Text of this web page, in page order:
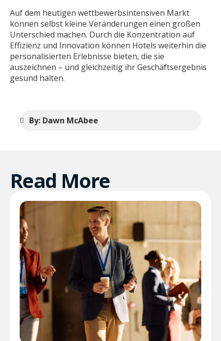
Auf dem heutigen wettbewerbsintensiven Markt
können selbst kleine Veränderungen einen großen
Unterschied machen. Durch die Konzentration auf
Effizienz und Innovation können Hotels weiterhin die
personalisierten Erlebnisse bieten, die sie
auszeichnen – und gleichzeitig ihr Geschäftsergebnis
gesund halten.
By: Dawn McAbee
Read More